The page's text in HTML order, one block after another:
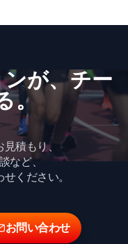
が、​チー
。
積もり、
など、
ください。
お問い合わせ